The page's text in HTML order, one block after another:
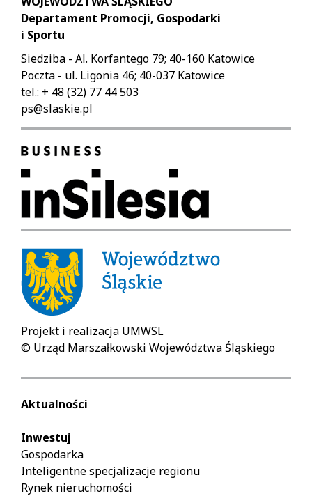
Departament Promocji, Gospodarki
i Sportu
Siedziba - Al. Korfantego 79; 40-160 Katowice
Poczta - ul. Ligonia 46; 40-037 Katowice
tel.: + 48 (32) 77 44 503
ps@slaskie.pl
Projekt i realizacja UMWSL
© Urząd Marszałkowski Województwa Śląskiego
Aktualności
Inwestuj
Gospodarka
Inteligentne specjalizacje regionu
Rynek nieruchomości